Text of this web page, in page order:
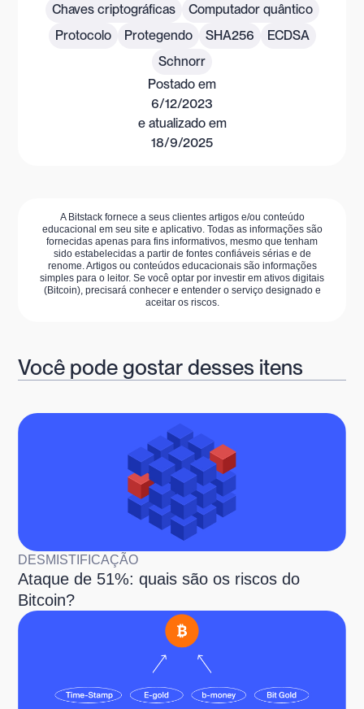
Chaves criptográficas
Computador quântico
Protocolo
Protegendo SHA256
ECDSA
Schnorr
Postado em
6/12/2023
e atualizado em
18/9/2025
A Bitstack fornece a seus clientes artigos e/ou conteúdo
educacional em seu site e aplicativo. Todas as informações são
fornecidas apenas para fins informativos, mesmo que tenham
sido estabelecidas a partir de fontes confiáveis sérias e de
renome. Artigos ou conteúdos educacionais são informações
simples para o leitor. Se você optar por investir em ativos digitais
(Bitcoin), precisará conhecer e entender o serviço designado e
aceitar os riscos.
Você pode gostar desses itens
DESMISTIFICAÇÃO
Ataque de 51%: quais são os riscos do
Bitcoin?